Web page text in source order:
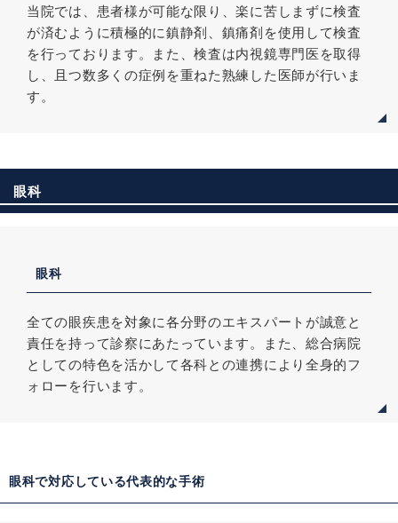
当院では、患者様が可能な限り、楽に苦しまずに検査
が済むように積極的に鎮静剤、鎮痛剤を使用して検査
を行っております。また、検査は内視鏡専門医を取得
し、且つ数多くの症例を重ねた熟練した医師が行いま
す。
眼科
眼科
全ての眼疾患を対象に各分野のエキスパートが誠意と
責任を持って診察にあたっています。また、総合病院
としての特色を活かして各科との連携により全身的フ
ォローを行います。
眼科で対応している代表的な手術